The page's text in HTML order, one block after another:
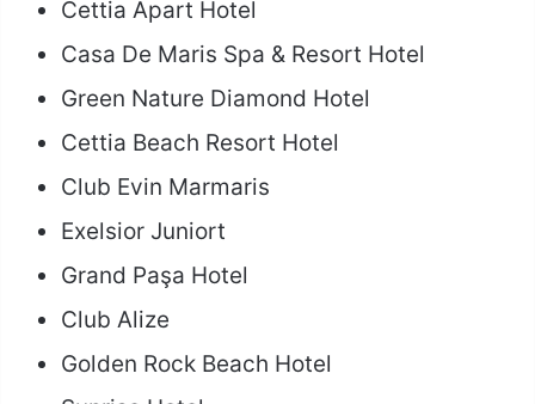
Cettia Apart Hotel
Casa De Maris Spa & Resort Hotel
Green Nature Diamond Hotel
Cettia Beach Resort Hotel
Club Evin Marmaris
Exelsior Juniort
Grand Paşa Hotel
Club Alize
Golden Rock Beach Hotel